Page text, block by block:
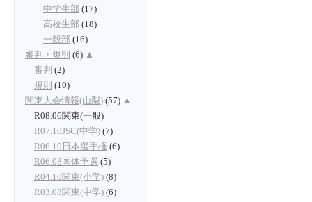
中学生部 (17)
高校生部 (18)
一般部 (16)
審判・規則 (6) ▲
審判 (2)
規則 (10)
関東大会情報(山梨) (57) ▲
R08.06関東(一般)
R07.10JSC(中学) (7)
R06.10日本選手権 (6)
R06.08国体予選 (5)
R04.10関東(小学) (8)
R03.08関東(中学) (6)